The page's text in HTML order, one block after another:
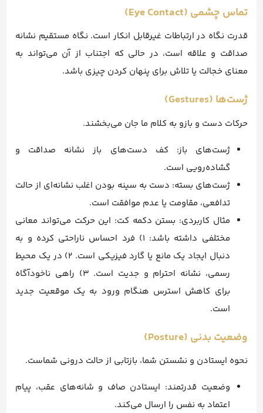
تماس چشمی (Eye Contact)
قدرت نگاه در ارتباطات غیرقابل انکار است. نگاه مستقیم نشانه
صداقت و علاقه است، در حالی که اجتناب از آن می‌تواند به
معنای خجالت یا تلاش برای پنهان کردن چیزی باشد.
ژست‌ها (Gestures)
حرکات دست و بازو به کلام ما جان می‌بخشند.
ژست‌های باز: کف دست‌های باز نشانه صداقت و
گشاده‌رویی است.
ژست‌های بسته: دست به سینه بودن اغلب نشانه‌ای از حالت
تدافعی، مقاومت یا عدم موافقت است.
مثال کاربردی: بستن دکمه کت: این حرکت می‌تواند معانی
مختلفی داشته باشد: ۱) فرد احساس ناراحتی کرده و به
دنبال ایجاد یک مانع یا گارد فیزیکی است. ۲) در یک محیط
رسمی، نشانه احترام و جدیت است. ۳) راهی ناخودآگاه
برای کاهش استرس هنگام ورود به یک موقعیت جدید
است.
وضعیت بدنی (Posture)
نحوه ایستادن و نشستن شما، بازتابی از حالت درونی شماست.
وضعیت قدرتمند: ایستادن صاف و شانه‌های عقب، پیام
اعتماد به نفس را ارسال می‌کند.